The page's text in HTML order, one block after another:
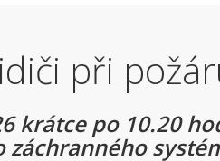
při
krátce po 10.20